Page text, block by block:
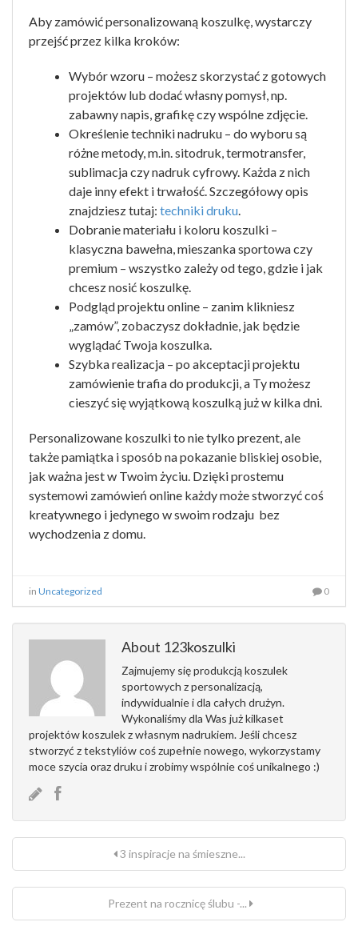
Aby zamówić personalizowaną koszulkę, wystarczy
przejść przez kilka kroków:
Wybór wzoru – możesz skorzystać z gotowych
projektów lub dodać własny pomysł, np.
zabawny napis, grafikę czy wspólne zdjęcie.
Określenie techniki nadruku – do wyboru są
różne metody, m.in. sitodruk, termotransfer,
sublimacja czy nadruk cyfrowy. Każda z nich
daje inny efekt i trwałość. Szczegółowy opis
znajdziesz tutaj: techniki druku.
Dobranie materiału i koloru koszulki –
klasyczna bawełna, mieszanka sportowa czy
premium – wszystko zależy od tego, gdzie i jak
chcesz nosić koszulkę.
Podgląd projektu online – zanim klikniesz
„zamów”, zobaczysz dokładnie, jak będzie
wyglądać Twoja koszulka.
Szybka realizacja – po akceptacji projektu
zamówienie trafia do produkcji, a Ty możesz
cieszyć się wyjątkową koszulką już w kilka dni.
Personalizowane koszulki to nie tylko prezent, ale
także pamiątka i sposób na pokazanie bliskiej osobie,
jak ważna jest w Twoim życiu. Dzięki prostemu
systemowi zamówień online każdy może stworzyć coś
kreatywnego i jedynego w swoim rodzaju bez
wychodzenia z domu.
in Uncategorized 0
About 123koszulki
Zajmujemy się produkcją koszulek
sportowych z personalizacją,
indywidualnie i dla całych drużyn.
Wykonaliśmy dla Was już kilkaset
projektów koszulek z własnym nadrukiem. Jeśli chcesz
stworzyć z tekstyliów coś zupełnie nowego, wykorzystamy
moce szycia oraz druku i zrobimy wspólnie coś unikalnego :)
3 inspiracje na śmieszne...
Prezent na rocznicę ślubu -...